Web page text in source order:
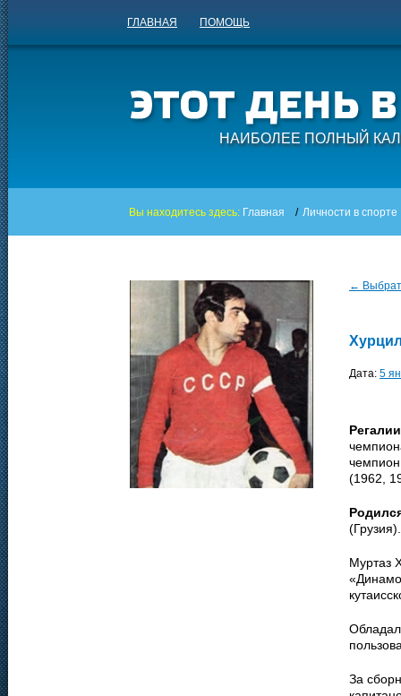
ГЛАВНАЯ ПОМОЩЬ
НАИБОЛЕЕ ПОЛНЫЙ
Вы находитесь здесь: Главная / Личности в спорте
←
Дата: 5
(1962,
(Грузия).
Муртаз
За